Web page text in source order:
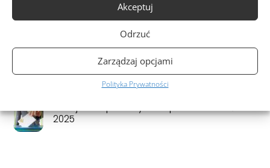
Akceptuj
Odrzuć
Zarządzaj opcjami
Polityka Prywatności
Diagnostyka wyładowań niezupełnych w
praktyce przemysłowej – 19.03.2026r.
Świąteczne pozdrowienia od całego zespołu
OPA S.A.
2025